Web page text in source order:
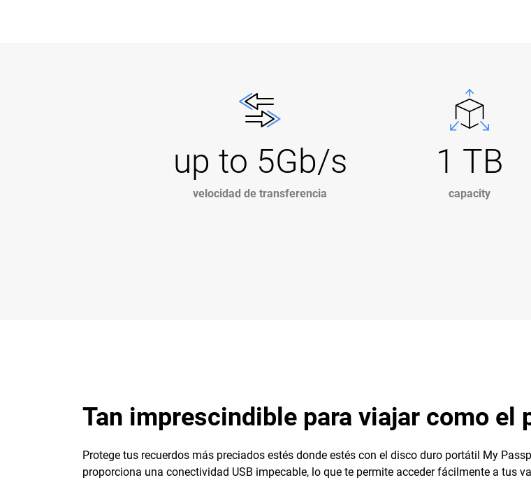
up to 5Gb/s
velocidad de transferencia
1 TB
capacity
Tan imprescindible para viajar como el
Protege tus recuerdos más preciados estés donde estés con el disco duro portátil My
proporciona una conectividad USB impecable, lo que te permite acceder fácilmente a tus